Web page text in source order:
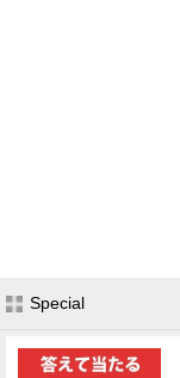
Special